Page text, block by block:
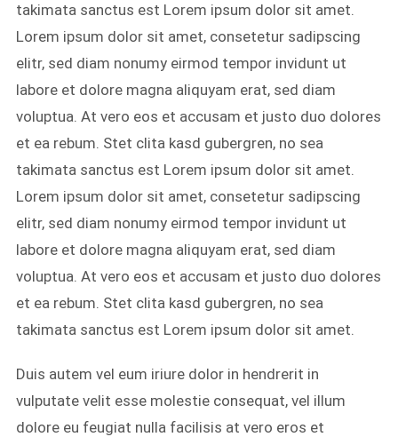
takimata sanctus est Lorem ipsum dolor sit amet.
Lorem ipsum dolor sit amet, consetetur sadipscing
elitr, sed diam nonumy eirmod tempor invidunt ut
labore et dolore magna aliquyam erat, sed diam
voluptua. At vero eos et accusam et justo duo dolores
et ea rebum. Stet clita kasd gubergren, no sea
takimata sanctus est Lorem ipsum dolor sit amet.
Lorem ipsum dolor sit amet, consetetur sadipscing
elitr, sed diam nonumy eirmod tempor invidunt ut
labore et dolore magna aliquyam erat, sed diam
voluptua. At vero eos et accusam et justo duo dolores
et ea rebum. Stet clita kasd gubergren, no sea
takimata sanctus est Lorem ipsum dolor sit amet.
Duis autem vel eum iriure dolor in hendrerit in
vulputate velit esse molestie consequat, vel illum
dolore eu feugiat nulla facilisis at vero eros et